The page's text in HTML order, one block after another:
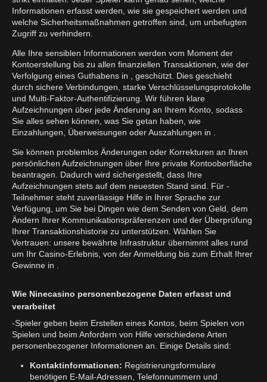
Informationen erfasst werden, wie sie gespeichert werden und
welche Sicherheitsmaßnahmen getroffen sind, um unbefugten
Zugriff zu verhindern.
Alle Ihre sensiblen Informationen werden vom Moment der
Kontoerstellung bis zu allen finanziellen Transaktionen, wie der
Verfolgung eines Guthabens in , geschützt. Dies geschieht
durch sichere Verbindungen, starke Verschlüsselungsprotokolle
und Multi-Faktor-Authentifizierung. Wir führen klare
Aufzeichnungen über jede Änderung an Ihrem Konto, sodass
Sie alles sehen können, was Sie getan haben, wie
Einzahlungen, Überweisungen oder Auszahlungen in .
Sie können problemlos Änderungen oder Korrekturen an Ihren
persönlichen Aufzeichnungen über Ihre private Kontooberfläche
beantragen. Dadurch wird sichergestellt, dass Ihre
Aufzeichnungen stets auf dem neuesten Stand sind. Für -
Teilnehmer steht zuverlässige Hilfe in Ihrer Sprache zur
Verfügung, um Sie bei Dingen wie dem Senden von Geld, dem
Ändern Ihrer Kommunikationspräferenzen und der Überprüfung
Ihrer Transaktionshistorie zu unterstützen. Wählen Sie
Vertrauen: unsere bewährte Infrastruktur übernimmt alles rund
um Ihr Casino-Erlebnis, von der Anmeldung bis zum Erhalt Ihrer
Gewinne in .
Wie Ninecasino personenbezogene Daten erfasst und
verarbeitet
-Spieler geben beim Erstellen eines Kontos, beim Spielen von
Spielen und beim Anfordern von Hilfe verschiedene Arten
personenbezogener Informationen an. Einige Details sind:
Kontaktinformationen: Registrierungsformulare
benötigen E-Mail-Adressen, Telefonnummern und